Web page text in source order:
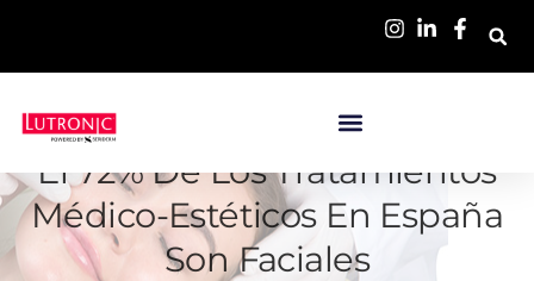
El 72% De Los Tratamientos
Médico-Estéticos En España
Son Faciales